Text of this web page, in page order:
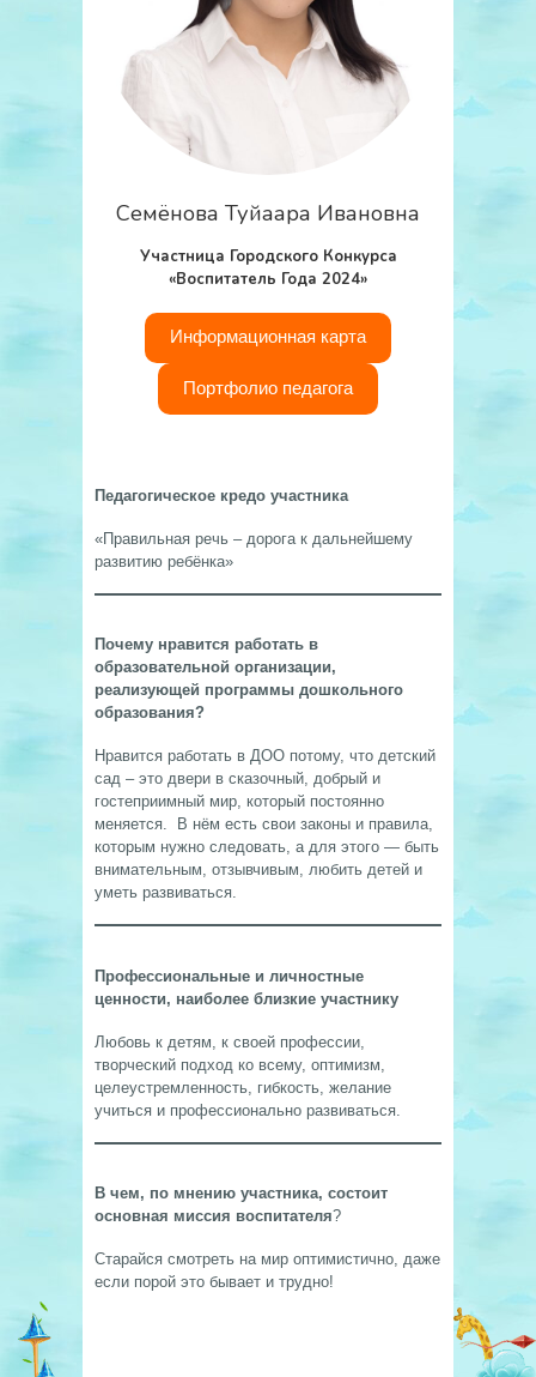
Семёнова Туйаара Ивановна
Участница Городского Конкурса
«Воспитатель Года 2024»
Информационная карта
Портфолио педагога
Педагогическое кредо участника
«Правильная речь – дорога к дальнейшему
развитию ребёнка»
Почему нравится работать в
образовательной организации,
реализующей программы дошкольного
образования?
Нравится работать в ДОО потому, что детский
сад – это двери в сказочный, добрый и
гостеприимный мир, который постоянно
меняется. В нём есть свои законы и правила,
которым нужно следовать, а для этого — быть
внимательным, отзывчивым, любить детей и
уметь развиваться.
Профессиональные и личностные
ценности, наиболее близкие участнику
Любовь к детям, к своей профессии,
творческий подход ко всему, оптимизм,
целеустремленность, гибкость, желание
учиться и профессионально развиваться.
В чем, по мнению участника, состоит
основная миссия воспитателя?
Старайся смотреть на мир оптимистично, даже
если порой это бывает и трудно!